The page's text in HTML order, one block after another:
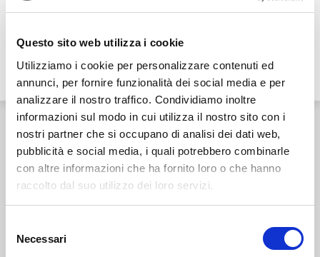
Questo sito web utilizza i cookie
Utilizziamo i cookie per personalizzare contenuti ed
annunci, per fornire funzionalità dei social media e per
analizzare il nostro traffico. Condividiamo inoltre
informazioni sul modo in cui utilizza il nostro sito con i
nostri partner che si occupano di analisi dei dati web,
pubblicità e social media, i quali potrebbero combinarle
con altre informazioni che ha fornito loro o che hanno
raccolto dal suo utilizzo dei loro servizi.
delNecessari
A Casaloldo si impongono gli
esordienti Nicolò Scamperle
17 Luglio 2022